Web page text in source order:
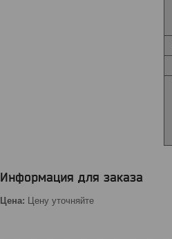
Информация для заказа
Цена: Цену уточняйте